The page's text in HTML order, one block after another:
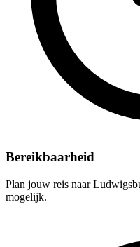
Bereikbaarheid
Plan jouw reis naar
mogelijk.